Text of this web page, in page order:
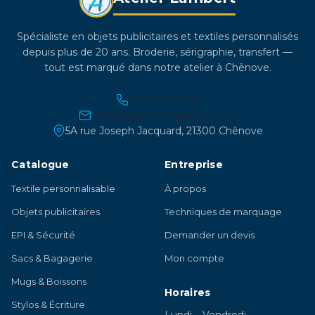
la
page
du
Spécialiste en objets publicitaires et textiles personnalisés
depuis plus de 20 ans. Broderie, sérigraphie, transfert —
tout est marqué dans notre atelier à Chênove.
03 45 21 30 86
contact@atelier-lambert.com
5A rue Joseph Jacquard, 21300 Chênove
Catalogue
Textile personnalisable
Objets publicitaires
EPI & Sécurité
Sacs & Bagagerie
Mugs & Boissons
Stylos & Écriture
Entreprise
À propos
Techniques de marquage
Demander un devis
Mon compte
Horaires